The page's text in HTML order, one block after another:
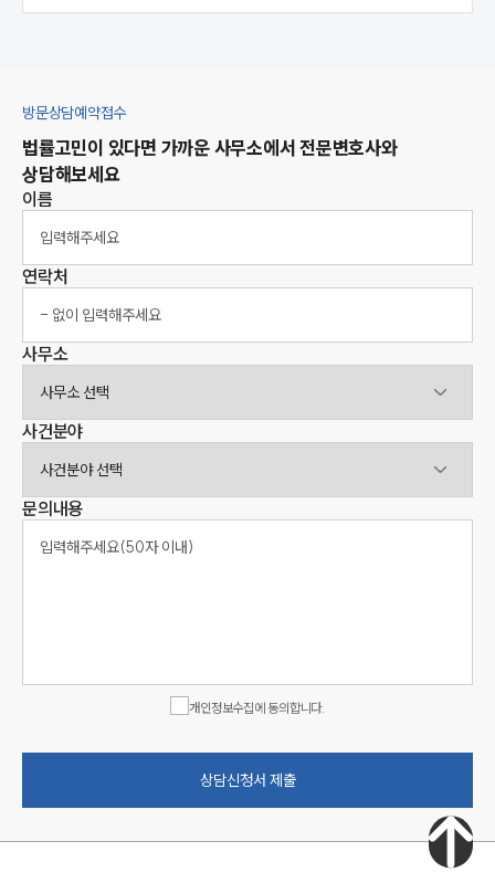
방문상담예약접수
법률고민이 있다면 가까운 사무소에서 전문변호사와
상담해보세요
이름
연락처
사무소
사건분야
문의내용
개인정보수집에 동의합니다.
상담신청서 제출